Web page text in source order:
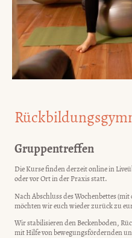
Gruppentreffen
Die Kurse finden derzeit online in
oder vor Ort in der Praxis statt.
Nach Abschluss des Wochenbettes
möchten wir euch wieder zurück zu
Wir stabilisieren den Beckenboden,
mit Hilfe von bewegungsfördernden